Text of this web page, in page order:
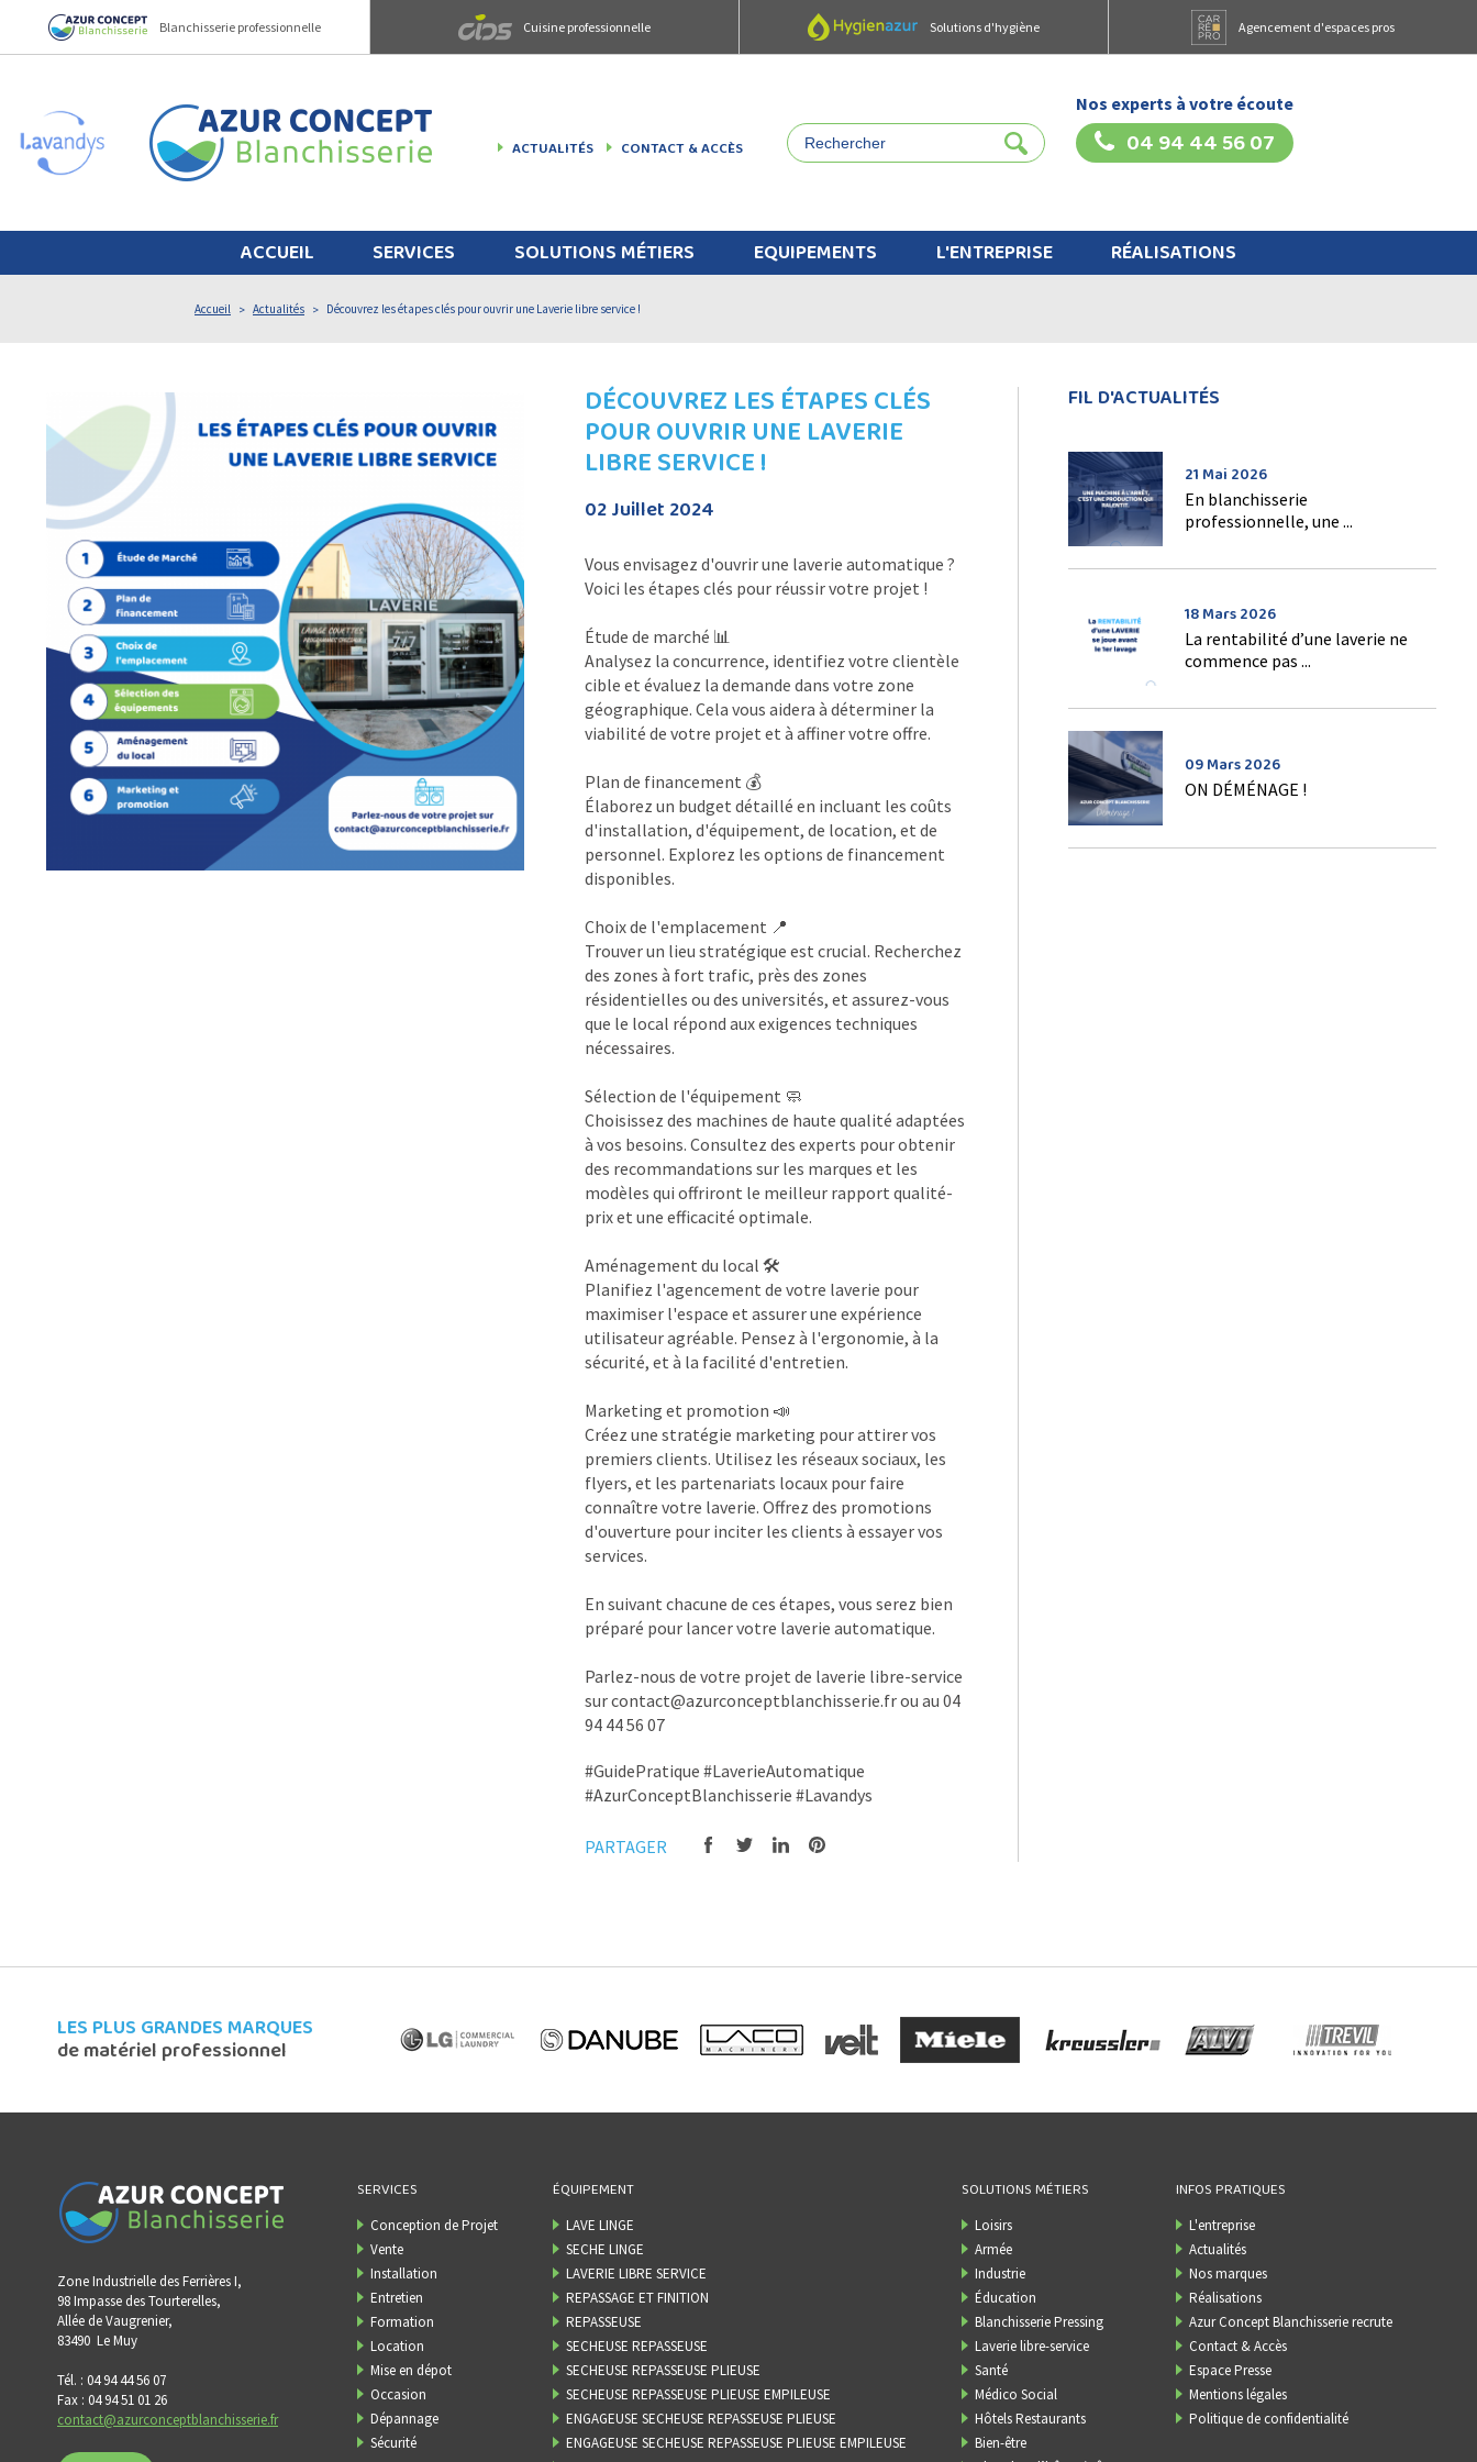
Blanchisserie professionnelle Cuisine professionnelle Solutions d'hygiène Agencement d'espaces pros
ACTUALITÉS CONTACT & ACCÈS
Nos experts à votre écoute
04 94 44 56 07
ACCUEIL SERVICES SOLUTIONS MÉTIERS EQUIPEMENTS L'ENTREPRISE RÉALISATIONS
Accueil Actualités Découvrez les étapes clés pour ouvrir une Laverie libre service !
DÉCOUVREZ LES ÉTAPES CLÉS
POUR OUVRIR UNE LAVERIE
LIBRE SERVICE !
02 Juillet 2024
Vous envisagez d'ouvrir une laverie automatique ?
Voici les étapes clés pour réussir votre projet !
Étude de marché 📊
Analysez la concurrence, identifiez votre clientèle
cible et évaluez la demande dans votre zone
géographique. Cela vous aidera à déterminer la
viabilité de votre projet et à affiner votre offre.
Plan de financement 💰
Élaborez un budget détaillé en incluant les coûts
d'installation, d'équipement, de location, et de
personnel. Explorez les options de financement
disponibles.
Choix de l'emplacement 📍
Trouver un lieu stratégique est crucial. Recherchez
des zones à fort trafic, près des zones
résidentielles ou des universités, et assurez-vous
que le local répond aux exigences techniques
nécessaires.
Sélection de l'équipement 🧼
Choisissez des machines de haute qualité adaptées
à vos besoins. Consultez des experts pour obtenir
des recommandations sur les marques et les
modèles qui offriront le meilleur rapport qualité-
prix et une efficacité optimale.
Aménagement du local 🛠️
Planifiez l'agencement de votre laverie pour
maximiser l'espace et assurer une expérience
utilisateur agréable. Pensez à l'ergonomie, à la
sécurité, et à la facilité d'entretien.
Marketing et promotion 📣
Créez une stratégie marketing pour attirer vos
premiers clients. Utilisez les réseaux sociaux, les
flyers, et les partenariats locaux pour faire
connaître votre laverie. Offrez des promotions
d'ouverture pour inciter les clients à essayer vos
services.
En suivant chacune de ces étapes, vous serez bien
préparé pour lancer votre laverie automatique.
Parlez-nous de votre projet de laverie libre-service
sur contact@azurconceptblanchisserie.fr ou au 04
94 44 56 07
#GuidePratique #LaverieAutomatique
#AzurConceptBlanchisserie #Lavandys
PARTAGER
FIL D'ACTUALITÉS
21 Mai 2026
En blanchisserie
professionnelle, une ...
18 Mars 2026
La rentabilité d’une laverie ne
commence pas ...
09 Mars 2026
ON DÉMÉNAGE !
LES PLUS GRANDES MARQUES
de matériel professionnel
Zone Industrielle des Ferrières I,
98 Impasse des Tourterelles,
Allée de Vaugrenier,
83490 Le Muy
Tél. : 04 94 44 56 07
Fax : 04 94 51 01 26
contact@azurconceptblanchisserie.fr
SERVICES
Conception de Projet
Vente
Installation
Entretien
Formation
Location
Mise en dépot
Occasion
Dépannage
Sécurité
ÉQUIPEMENT
LAVE LINGE
SECHE LINGE
LAVERIE LIBRE SERVICE
REPASSAGE ET FINITION
REPASSEUSE
SECHEUSE REPASSEUSE
SECHEUSE REPASSEUSE PLIEUSE
SECHEUSE REPASSEUSE PLIEUSE EMPILEUSE
ENGAGEUSE SECHEUSE REPASSEUSE PLIEUSE
ENGAGEUSE SECHEUSE REPASSEUSE PLIEUSE EMPILEUSE
SOLUTIONS MÉTIERS
Loisirs
Armée
Industrie
Éducation
Blanchisserie Pressing
Laverie libre-service
Santé
Médico Social
Hôtels Restaurants
Bien-être
INFOS PRATIQUES
L'entreprise
Actualités
Nos marques
Réalisations
Azur Concept Blanchisserie recrute
Contact & Accès
Espace Presse
Mentions légales
Politique de confidentialité
Panneau de gestion des cookies